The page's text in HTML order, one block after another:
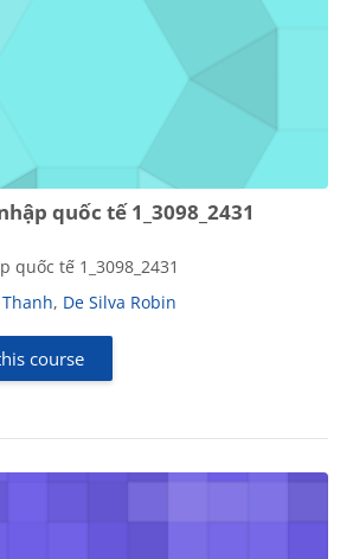
quốc tế 1_3098_2431
quốc tế 1_3098_2431
, De Silva Robin
course